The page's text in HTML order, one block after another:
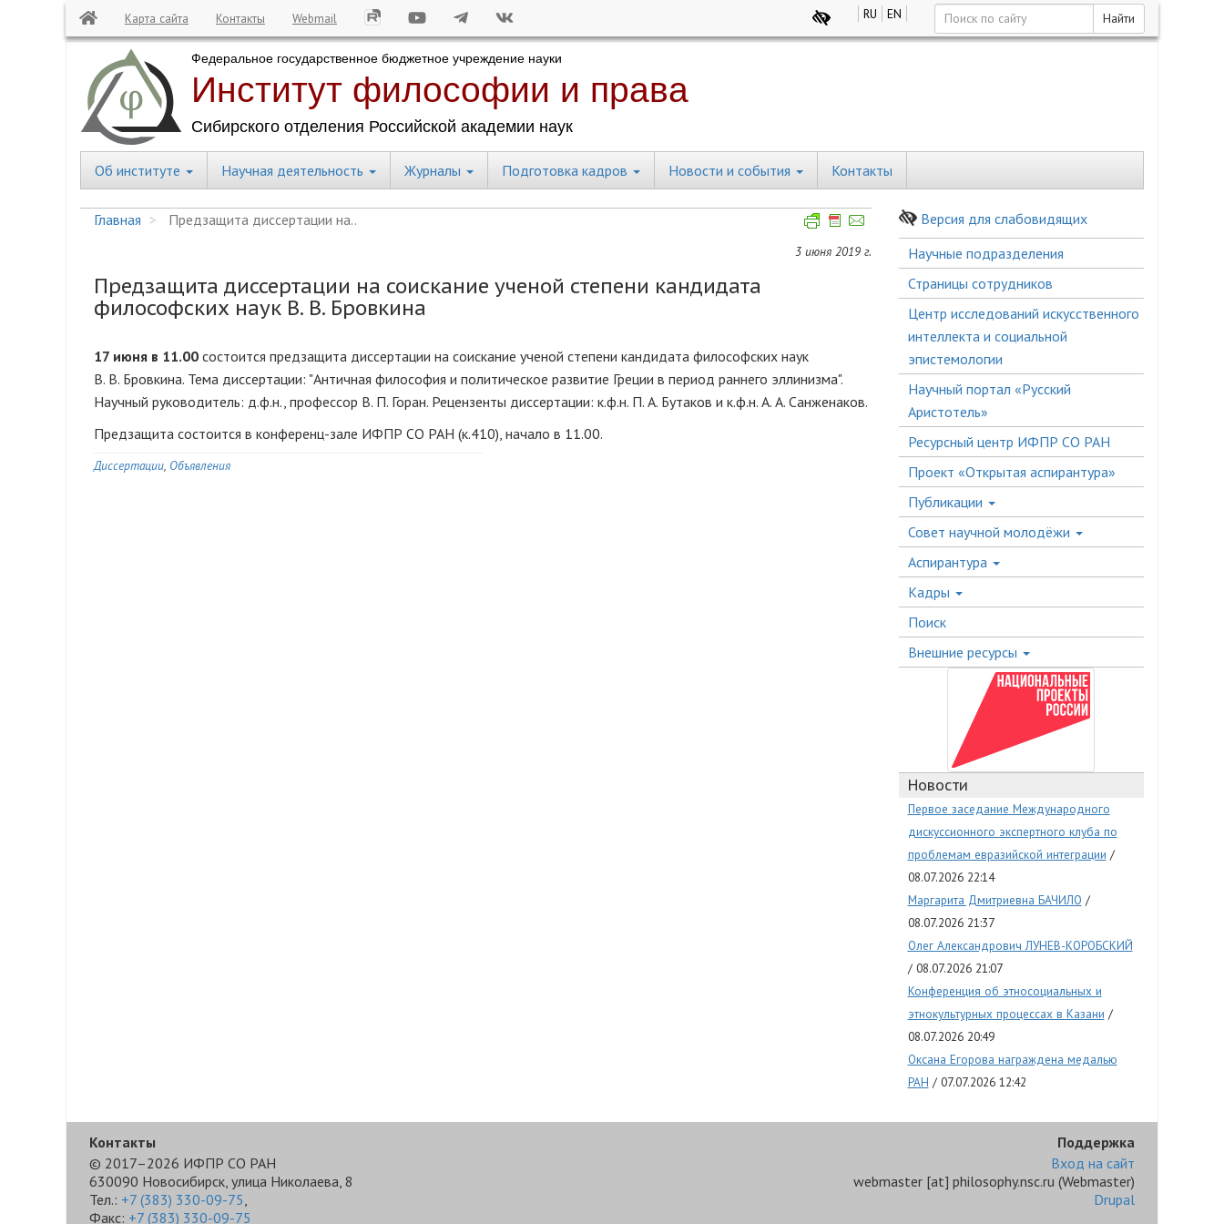
Карта сайта Контакты Webmail RU EN Найти
Central
Об институте Научная деятельность Журналы Подготовка кадров Новости и события Контакты
Главная Предзащита диссертации на..
3 июня 2019 г.
Предзащита диссертации на соискание ученой степени кандидата
философских наук В. В. Бровкина
17 июня в 11.00 состоится предзащита диссертации на соискание ученой степени кандидата философских наук
В. В. Бровкина. Тема диссертации: "Античная философия и политическое развитие Греции в период раннего эллинизма".
Научный руководитель: д.ф.н., профессор В. П. Горан. Рецензенты диссертации: к.ф.н. П. А. Бутаков и к.ф.н. А. А. Санженаков.
Предзащита состоится в конференц-зале ИФПР СО РАН (к.410), начало в 11.00.
Диссертации Объявления
Версия для слабовидящих
Боковое
меню
Научные подразделения
Страницы сотрудников
Центр исследований искусственного
интеллекта и социальной
эпистемологии
Научный портал «Русский
Аристотель»
Ресурсный центр ИФПР СО РАН
Проект «Открытая аспирантура»
Публикации
Совет научной молодёжи
Аспирантура
Кадры
Поиск
Внешние ресурсы
Новости
Первое заседание Международного
дискуссионного экспертного клуба по
проблемам евразийской интеграции
08.07.2026 22:14
Маргарита Дмитриевна БАЧИЛО
08.07.2026 21:37
Олег Александрович ЛУНЕВ-КОРОБСКИЙ
08.07.2026 21:07
Конференция об этносоциальных и
этнокультурных процессах в Казани
08.07.2026 20:49
Оксана Егорова награждена медалью
РАН
07.07.2026 12:42
Контакты
© 2017–2026 ИФПР СО РАН
630090 Новосибирск, улица Николаева, 8
Тел.: +7 (383) 330-09-75
Факс: +7 (383) 330-09-75
Поддержка
Вход на сайт
webmaster [at] philosophy.nsc.ru (Webmaster)
Drupal